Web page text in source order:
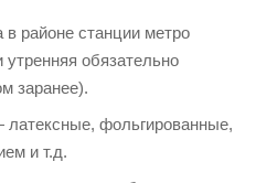
в районе станции метро
утренняя обязательно
заранее).
фольгированные,
и т.д.